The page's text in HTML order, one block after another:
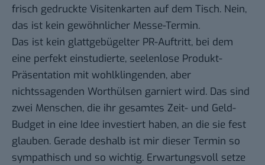
frisch gedruckte Visitenkarten auf dem Tisch. Nein,
das ist kein gewöhnlicher Messe-Termin.
Das ist kein glattgebügelter PR-Auftritt, bei dem
eine perfekt einstudierte, seelenlose Produkt-
Präsentation mit wohlklingenden, aber
nichtssagenden Worthülsen garniert wird. Das sind
zwei Menschen, die ihr gesamtes Zeit- und Geld-
Budget in eine Idee investiert haben, an die sie fest
glauben. Gerade deshalb ist mir dieser Termin so
sympathisch und so wichtig. Erwartungsvoll setze